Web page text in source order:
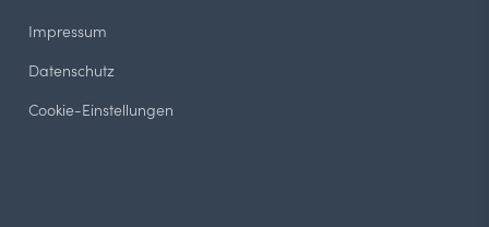
Impressum
Datenschutz
Cookie-Einstellungen